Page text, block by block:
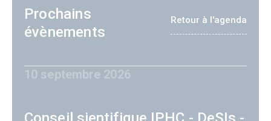
Prochains
évènements
Retour à l'agenda
10 septembre 2026